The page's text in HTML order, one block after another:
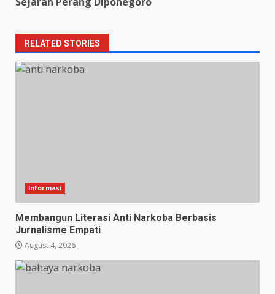
RELATED STORIES
Informasi
Membangun Literasi Anti Narkoba Berbasis
Jurnalisme Empati
August 4, 2026